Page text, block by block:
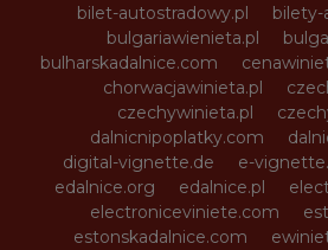
bilet-autostradowy.pl
bilety-
bulgariawienieta.pl
bulharskadalnice.com
chorwacjawinieta.pl
czechywinieta.pl
dalnicnipoplatky.com
digital-vignette.de
e-
edalnice.org
edalnice.pl
electroniceviniete.com
estonskadalnice.com